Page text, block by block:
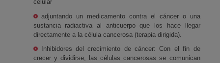
celular
adjuntando un medicamento contra el cáncer o una
sustancia radiactiva al anticuerpo que los hace llegar
directamente a la célula cancerosa (terapia dirigida).
Inhibidores del crecimiento de cáncer:Con el fin de
crecer y dividirse, las células cancerosas se comunican